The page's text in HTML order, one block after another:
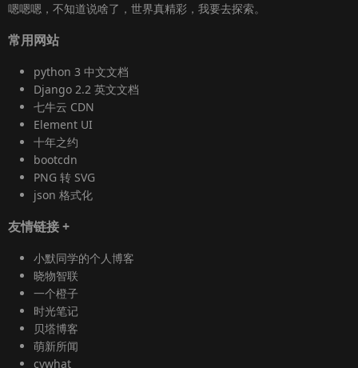
嗯嗯嗯，不知道说啥了，世界真精彩，我要去探索。
常用网站
python 3 中文文档
Django 2.2 英文文档
七牛云 CDN
Element UI
十年之约
bootcdn
PNG 转 SVG
json 格式化
友情链接+
小默同学的个人博客
晓物智联
一个橙子
时光笔记
贝塔博客
萌新所闻
cywhat